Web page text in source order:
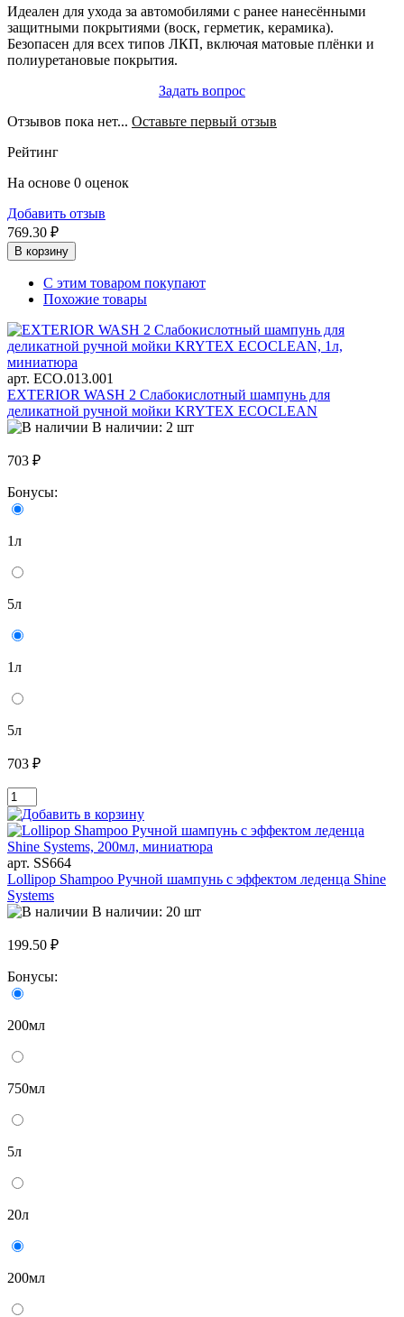
Идеален для ухода за автомобилями с ранее нанесёнными
защитными покрытиями (воск, герметик, керамика).
Безопасен для всех типов ЛКП, включая матовые плёнки и
полиуретановые покрытия.
Задать вопрос
Отзывов пока нет... Оставьте первый отзыв
Рейтинг
На основе 0 оценок
Добавить отзыв
769.30 ₽
В корзину
С этим товаром покупают
Похожие товары
арт. ECO.013.001
EXTERIOR WASH 2 Слабокислотный шампунь для
деликатной ручной мойки KRYTEX ECOCLEAN
В наличии: 2 шт
703 ₽
Бонусы:
1л
5л
1л
5л
703 ₽
арт. SS664
Lollipop Shampoo Ручной шампунь с эффектом леденца Shine
Systems
В наличии: 20 шт
199.50 ₽
Бонусы:
200мл
750мл
5л
20л
200мл